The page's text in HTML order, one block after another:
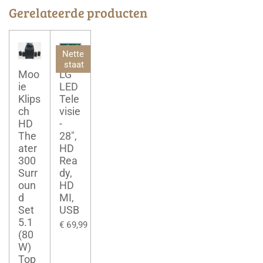
Gerelateerde producten
Moo
ie
Klips
ch
HD
The
ater
300
Surr
oun
d
Set
5.1
(80
W)
Top
Nette
staat
LG
LED
Tele
visie
-
28",
HD
Rea
dy,
HD
MI,
USB
€ 69,99